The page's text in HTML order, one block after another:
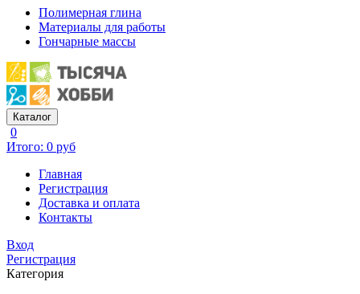
Полимерная глина
Материалы для работы
Гончарные массы
Каталог
0
Итого: 0 руб
Главная
Регистрация
Доставка и оплата
Контакты
Вход
Регистрация
Категория